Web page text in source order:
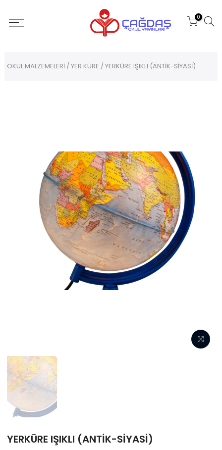
0
OKUL MALZEMELERİ /YER KÜRE / YERKÜRE IŞIKLI (ANTİK-SİYASİ)
YERKÜRE IŞIKLI (ANTİK-SİYASİ)